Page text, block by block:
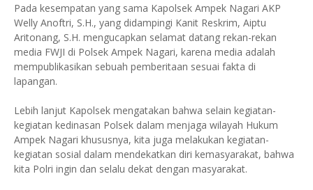
Pada kesempatan yang sama Kapolsek Ampek Nagari AKP
Welly Anoftri, S.H., yang didampingi Kanit Reskrim, Aiptu
Aritonang, S.H. mengucapkan selamat datang rekan-rekan
media FWJI di Polsek Ampek Nagari, karena media adalah
mempublikasikan sebuah pemberitaan sesuai fakta di
lapangan.
Lebih lanjut Kapolsek mengatakan bahwa selain kegiatan-
kegiatan kedinasan Polsek dalam menjaga wilayah Hukum
Ampek Nagari khususnya, kita juga melakukan kegiatan-
kegiatan sosial dalam mendekatkan diri kemasyarakat, bahwa
kita Polri ingin dan selalu dekat dengan masyarakat.